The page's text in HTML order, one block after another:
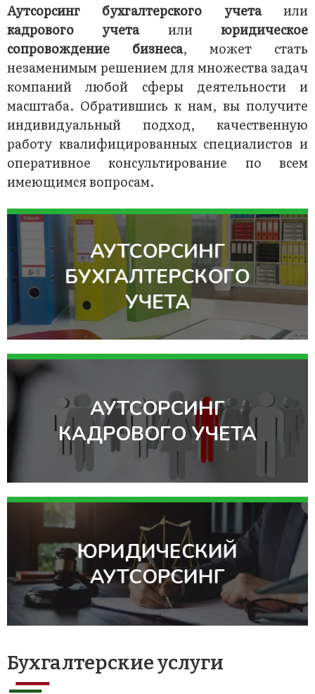
Аутсорсинг
бухгалтерского учетаили
кадрового учетаилиюридическое
сопровождение бизнеса, может стать
незаменимым решением для множества задач
компаний любой сферы деятельности и
масштаба. Обратившись к нам, вы получите
индивидуальный подход, качественную
работу квалифицированных специалистов и
оперативное консультирование по всем
имеющимся вопросам.
АУТСОРСИНГ
БУХГАЛТЕРСКОГО
УЧЕТА
АУТСОРСИНГ
КАДРОВОГО УЧЕТА
ЮРИДИЧЕСКИЙ
АУТСОРСИНГ
Бухгалтерские услуги